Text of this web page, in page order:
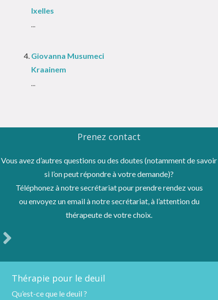
Ixelles
...
Giovanna Musumeci
Kraainem
...
Prenez contact
Vous avez d’autres questions ou des doutes (notamment de savoir
si l’on peut répondre à votre demande)?
Téléphonez à notre secrétariat pour prendre rendez vous
ou envoyez un email à notre secrétariat, à l’attention du
thérapeute de votre choix.
Thérapie pour le deuil
Qu’est-ce que le deuil ?